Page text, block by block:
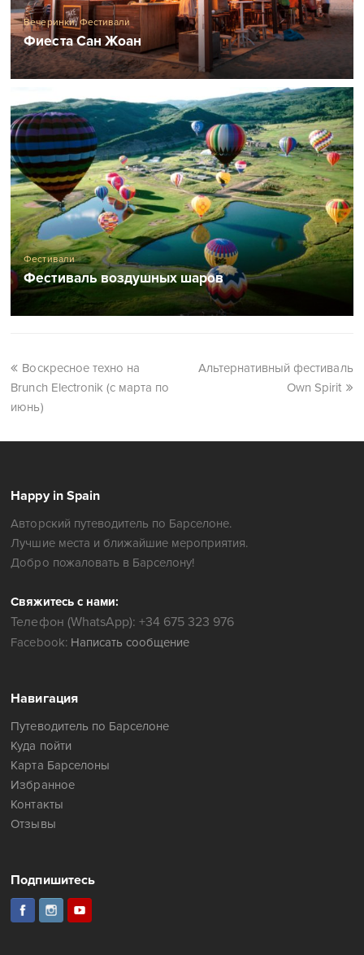
Вечеринки,Фестивали
Фиеста Сан Жоан
Фестивали
Фестиваль воздушных шаров
Воскресное техно на
Brunch Electronik (с марта по
июнь)
Альтернативный фестиваль
Own Spirit
Happy in Spain
Авторский путеводитель по Барселоне.
Лучшие места и ближайшие мероприятия.
Добро пожаловать в Барселону!
Свяжитесь с нами:
Телефон (WhatsApp): +34 675 323 976
Facebook: Написать сообщение
Навигация
Путеводитель по Барселоне
Куда пойти
Карта Барселоны
Избранное
Контакты
Отзывы
Подпишитесь